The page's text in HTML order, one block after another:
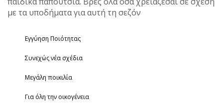
με τα υποδήματα για αυτή τη σεζόν
Εγγύηση Ποιότητας
Συνεχώς νέα σχέδια
Μεγάλη ποικιλία
Για όλη την οικογένεια